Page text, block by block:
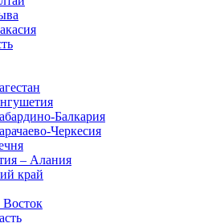
Балкария
Черкесия
– Алания
край